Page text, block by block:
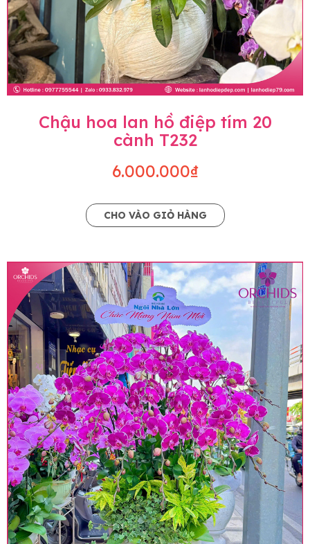
Chậu hoa lan hồ điệp tím 20
cành T232
6.000.000₫
CHO VÀO GIỎ HÀNG